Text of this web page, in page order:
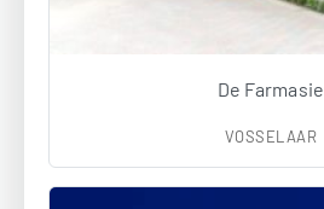
De Farmasie
VOSSELAAR